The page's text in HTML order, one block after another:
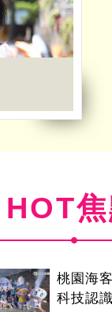
HOT
桃園海
科技認